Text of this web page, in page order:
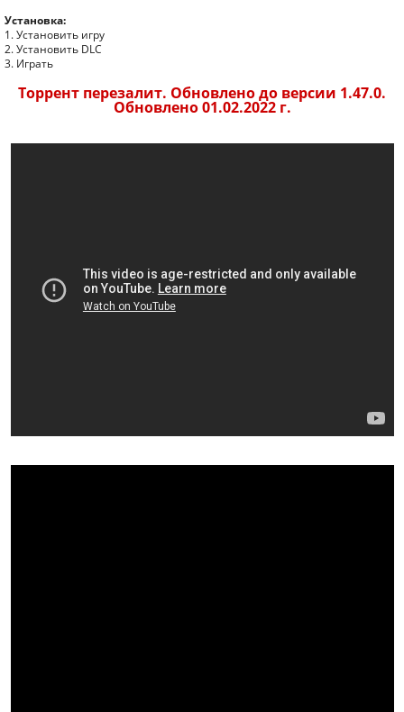
Установка:
1. Установить игру
2. Установить DLC
3. Играть
Торрент перезалит. Обновлено до версии 1.47.0.
Обновлено 01.02.2022 г.